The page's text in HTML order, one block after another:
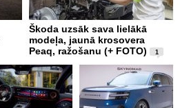
Škoda uzsāk sava lielākā
modeļa, jaunā krosovera
Peaq, ražošanu (+ FOTO)
1